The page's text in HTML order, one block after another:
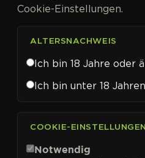
Garden Of
Cookie-Einstellungen.
ALTERSNACHWEIS
Ich bin 18 Jahre oder
Ich bin unter 18
COOKIE-EINSTELLUNGEN
Notwendig